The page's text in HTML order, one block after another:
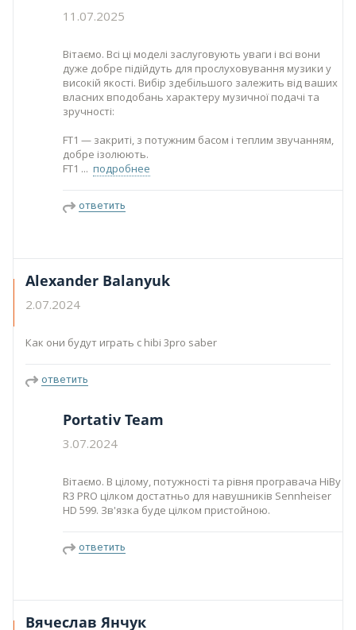
11.07.2025
Вітаємо. Всі ці моделі заслуговують уваги і всі вони
дуже добре підійдуть для прослуховування музики у
високій якості. Вибір здебільшого залежить від ваших
власних вподобань характеру музичної подачі та
зручності:
FT1 — закриті, з потужним басом і теплим звучанням,
добре ізолюють.
FT1
подробнее
ответить
Alexander Balanyuk
2.07.2024
Как они будут играть с hibi 3pro saber
ответить
Portativ Team
3.07.2024
Вітаємо. В цілому, потужності та рівня програвача HiBy
R3 PRO цілком достатньо для навушників Sennheiser
HD 599. Зв'язка буде цілком пристойною.
ответить
Вячеслав Янчук